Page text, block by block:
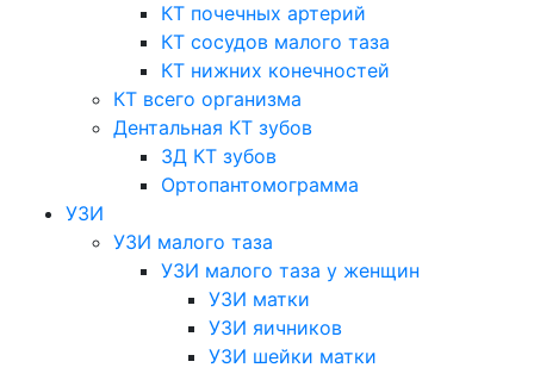
КТ почечных артерий
КТ сосудов малого таза
КТ нижних конечностей
КТ всего организма
Дентальная КТ зубов
3Д КТ зубов
Ортопантомограмма
УЗИ
УЗИ малого таза
УЗИ малого таза у женщин
УЗИ матки
УЗИ яичников
УЗИ шейки матки